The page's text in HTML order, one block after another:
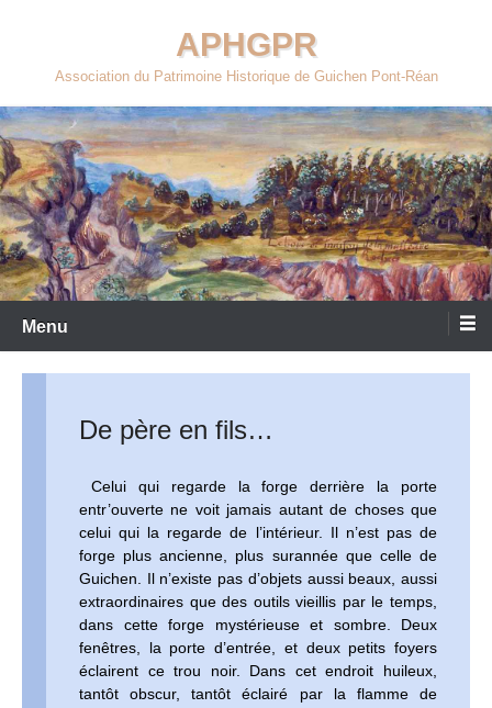
contenu
APHGPR
Association du Patrimoine Historique de Guichen Pont-Réan
Menu
De père en fils…
Celui qui regarde la forge derrière la porte
entr’ouverte ne voit jamais autant de choses que
celui qui la regarde de l’intérieur. Il n’est pas de
forge plus ancienne, plus surannée que celle de
Guichen. Il n’existe pas d’objets aussi beaux, aussi
extraordinaires que des outils vieillis par le temps,
dans cette forge mystérieuse et sombre. Deux
fenêtres, la porte d’entrée, et deux petits foyers
éclairent ce trou noir. Dans cet endroit huileux,
tantôt obscur, tantôt éclairé par la flamme de